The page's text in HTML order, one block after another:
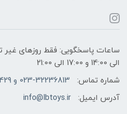
الی 14:00 و 17:00 الی 21:00
شماره تماس:
023-32236813 و 09198551429
آدرس ایمیل:
info@lbtoys.ir